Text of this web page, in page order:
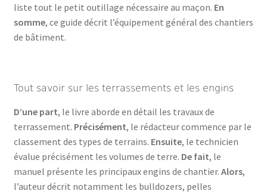
liste tout le petit outillage nécessaire au maçon. En
somme, ce guide décrit l’équipement général des chantiers
de bâtiment.
Tout savoir sur les terrassements et les engins
D’une part, le livre aborde en détail les travaux de
terrassement. Précisément, le rédacteur commence par le
classement des types de terrains. Ensuite, le technicien
évalue précisément les volumes de terre. De fait, le
manuel présente les principaux engins de chantier. Alors,
l’auteur décrit notamment les bulldozers, pelles